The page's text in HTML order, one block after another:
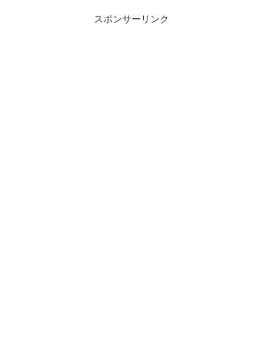
スポンサーリンク